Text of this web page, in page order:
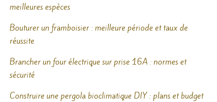
meilleures espèces
Bouturer un framboisier : meilleure période et taux de
réussite
Brancher un four électrique sur prise 16A : normes et
sécurité
Construire une pergola bioclimatique DIY : plans et budget